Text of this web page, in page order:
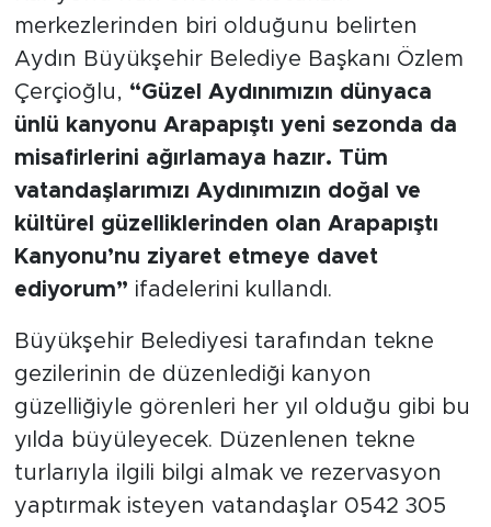
merkezlerinden biri olduğunu belirten
Aydın Büyükşehir Belediye Başkanı Özlem
Çerçioğlu, “Güzel Aydınımızın dünyaca
ünlü kanyonu Arapapıştı yeni sezonda da
misafirlerini ağırlamaya hazır. Tüm
vatandaşlarımızı Aydınımızın doğal ve
kültürel güzelliklerinden olan Arapapıştı
Kanyonu’nu ziyaret etmeye davet
ediyorum” ifadelerini kullandı.
Büyükşehir Belediyesi tarafından tekne
gezilerinin de düzenlediği kanyon
güzelliğiyle görenleri her yıl olduğu gibi bu
yılda büyüleyecek. Düzenlenen tekne
turlarıyla ilgili bilgi almak ve rezervasyon
yaptırmak isteyen vatandaşlar 0542 305